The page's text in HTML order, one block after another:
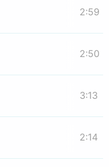
2:59
2:50
3:13
2:14